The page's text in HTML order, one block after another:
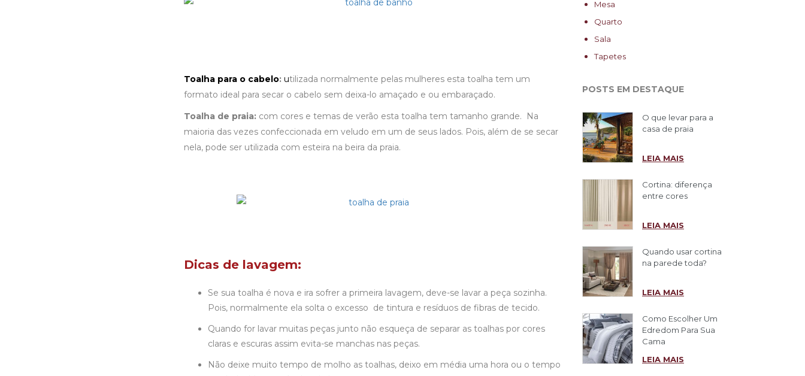
Toalha para o cabelo: utilizada normalmente pelas mulheres esta toalha tem um
formato ideal para secar o cabelo sem deixa-lo amaçado e ou embaraçado.
Toalha de praia: com cores e temas de verão esta toalha tem tamanho grande. Na
maioria das vezes confeccionada em veludo em um de seus lados. Pois, além de se secar
nela, pode ser utilizada com esteira na beira da praia.
Dicas de lavagem:
Se sua toalha é nova e ira sofrer a primeira lavagem, deve-se lavar a peça sozinha.
Pois, normalmente ela solta o excesso de tintura e resíduos de fibras de tecido.
Quando for lavar muitas peças junto não esqueça de separar as toalhas por cores
claras e escuras assim evita-se manchas nas peças.
Não deixe muito tempo de molho as toalhas, deixo em média uma hora ou o tempo
Mesa
Quarto
Sala
Tapetes
POSTS EM DESTAQUE
O que levar para a
casa de praia
LEIA MAIS
Cortina: diferença
entre cores
LEIA MAIS
Quando usar cortina
na parede toda?
LEIA MAIS
Como Escolher Um
Edredom Para Sua
Cama
LEIA MAIS